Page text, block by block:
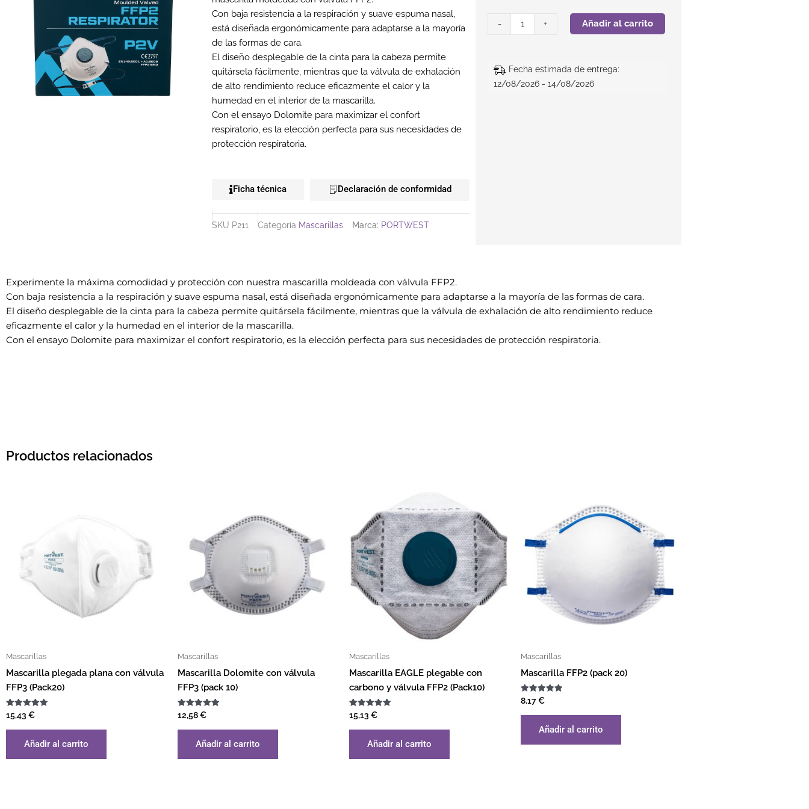
Con baja resistencia a la respiración y suave espuma nasal,
está diseñada ergonómicamente para adaptarse a la mayoría
de las formas de cara.
El diseño desplegable de la cinta para la cabeza permite
quitársela fácilmente, mientras que la válvula de exhalación
de alto rendimiento reduce eficazmente el calor y la
humedad en el interior de la mascarilla.
Con el ensayo Dolomite para maximizar el confort
respiratorio, es la elección perfecta para sus necesidades de
protección respiratoria.
Ficha técnica Declaración de conformidad
SKU P211 Categoría Mascarillas Marca: PORTWEST
- + Añadir al carrito
Fecha estimada de entrega:
12/08/2026 - 14/08/2026
Experimente la máxima comodidad y protección con nuestra mascarilla moldeada con válvula FFP2.
Con baja resistencia a la respiración y suave espuma nasal, está diseñada ergonómicamente para adaptarse a la mayoría de las formas de cara.
El diseño desplegable de la cinta para la cabeza permite quitársela fácilmente, mientras que la válvula de exhalación de alto rendimiento reduce
eficazmente el calor y la humedad en el interior de la mascarilla.
Con el ensayo Dolomite para maximizar el confort respiratorio, es la elección perfecta para sus necesidades de protección respiratoria.
Productos relacionados
Mascarillas
Mascarilla plegada plana con válvula
FFP3 (Pack20)
Valorado
con
5.00
15,43 €
Añadir al carrito
Mascarillas
Mascarilla Dolomite con válvula
FFP3 (pack 10)
Valorado
con
5.00
12,58€
Añadir al carrito
Mascarillas
Mascarilla EAGLE plegable con
carbono y válvula FFP2 (Pack10)
Valorado
con
5.00
15,13 €
Añadir al carrito
Mascarillas
Mascarilla FFP2 (pack 20)
Valorado
con
5.00
8,17€
Añadir al carrito